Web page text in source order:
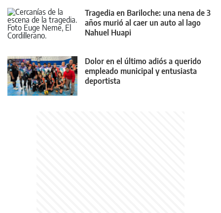
Tragedia en Bariloche: una nena de 3
años murió al caer un auto al lago
Nahuel Huapi
Dolor en el último adiós a querido
empleado municipal y entusiasta
deportista